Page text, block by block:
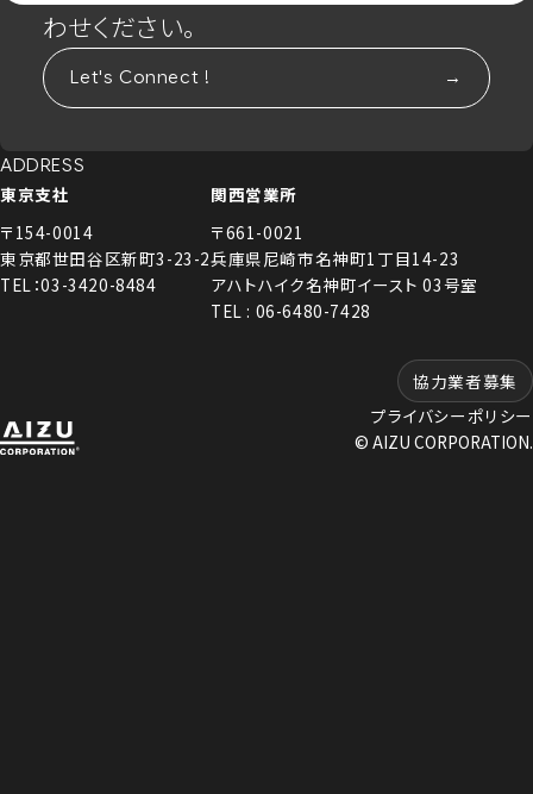
わせください。
Let's Connect !
ADDRESS
東京支社
〒154-0014
東京都世田谷区新町3-23-2
TEL：03-3420-8484
関西営業所
〒661-0021
兵庫県尼崎市名神町1丁目14-23
アハトハイク名神町イースト 03号室
TEL : 06-6480-7428
協力業者募集
プライバシーポリシー
© AIZU CORPORATION.